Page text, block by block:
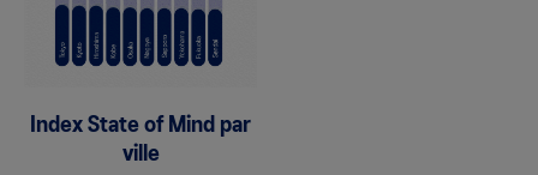
Index State of Mind par
ville